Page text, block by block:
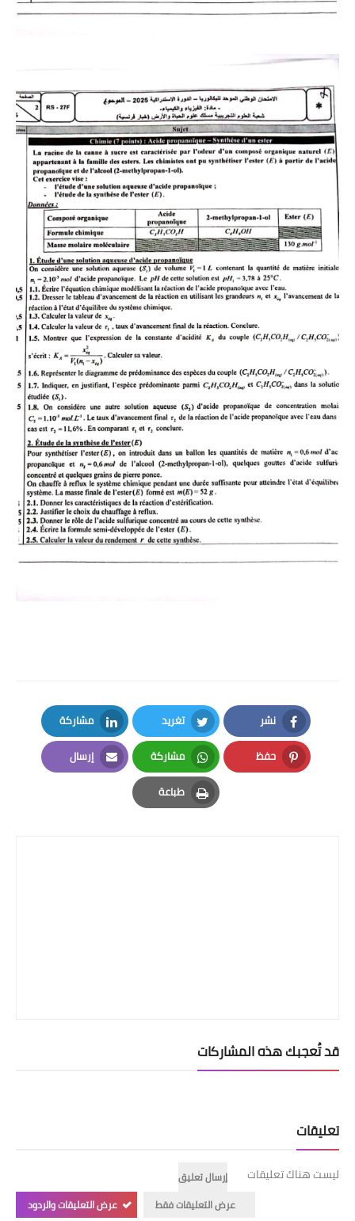
نشر
Facebook
تغريد
Twitter
مشاركة
LinkedIn
حفظ
Pinterest
مشاركة
Whatsapp
إرسال
Email
طباعة
Print
قد تُعجبك هذه المشاركات
تعليقات
ليست هناك تعليقات
إرسال تعليق
عرض التعليقات فقط
عرض التعليقات والردود